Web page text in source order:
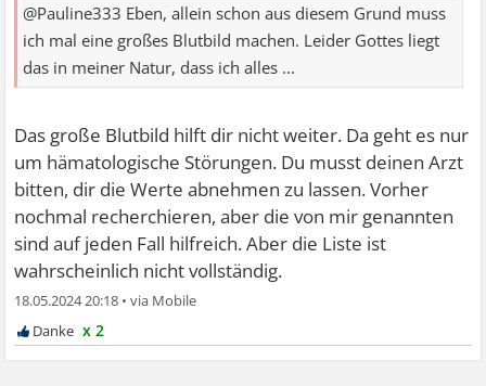
@Pauline333 Eben, allein schon aus diesem Grund muss
ich mal eine großes Blutbild machen. Leider Gottes liegt
das in meiner Natur, dass ich alles ...
Das große Blutbild hilft dir nicht weiter. Da geht es nur
um hämatologische Störungen. Du musst deinen Arzt
bitten, dir die Werte abnehmen zu lassen. Vorher
nochmal recherchieren, aber die von mir genannten
sind auf jeden Fall hilfreich. Aber die Liste ist
wahrscheinlich nicht vollständig.
18.05.2024 20:18 •
x 2